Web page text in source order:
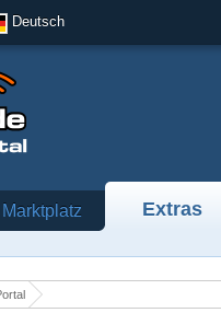
Deutsch
Marktplatz Extras